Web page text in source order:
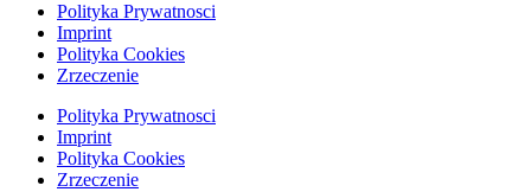
Polityka Prywatnosci
Imprint
Polityka Cookies
Zrzeczenie
Polityka Prywatnosci
Imprint
Polityka Cookies
Zrzeczenie